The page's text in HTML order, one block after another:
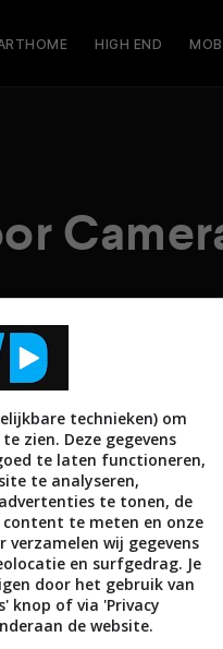
HIGH END
technieken) om
zien. Deze gegevens
te laten functioneren,
te analyseren,
te tonen, de
te meten en onze
verzamelen wij gegevens
en surfgedrag. Je
door het gebruik van
knop of via 'Privacy
de website.